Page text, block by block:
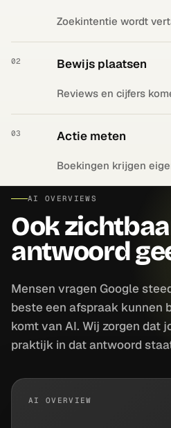
Zoekintentie wordt
02 Bewijs plaatsen
Reviews en cijfers
03 Actie meten
Boekingen krijgen
AI OVERVIEWS
Ook
antwoord
Mensen vragen Google
beste een afspraak kunnen
komt van AI. Wij zorgen dat
praktijk in dat antwoord
AI OVERVIEW